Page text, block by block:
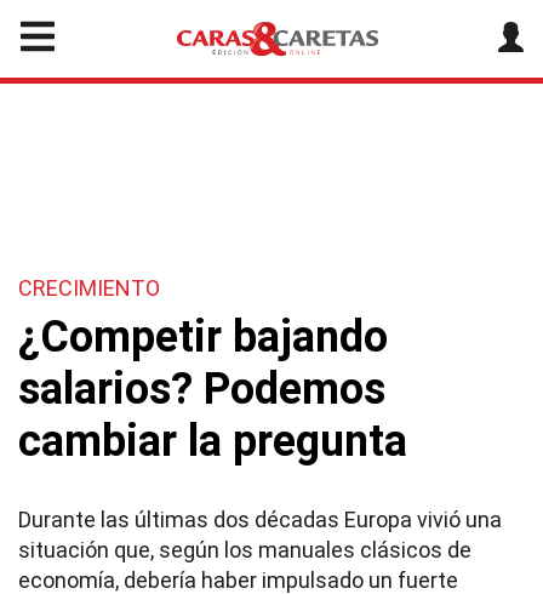
CRECIMIENTO
¿Competir bajando
salarios? Podemos
cambiar la pregunta
Durante las últimas dos décadas Europa vivió una
situación que, según los manuales clásicos de
economía, debería haber impulsado un fuerte